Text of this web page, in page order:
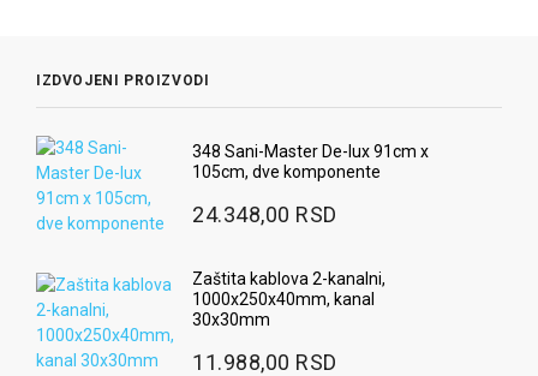
IZDVOJENI PROIZVODI
348 Sani-Master De-lux 91cm x
105cm, dve komponente
24.348,00 RSD
Zaštita kablova 2-kanalni,
1000x250x40mm, kanal
30x30mm
11.988,00 RSD